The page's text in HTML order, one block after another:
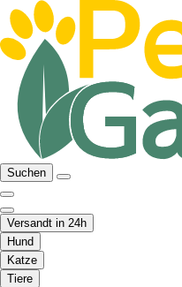
Suchen
Versandt in 24h
Hund
Katze
Tiere